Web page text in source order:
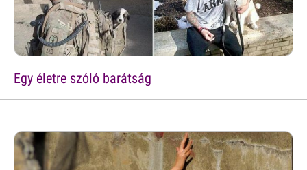
Egy életre szóló barátság